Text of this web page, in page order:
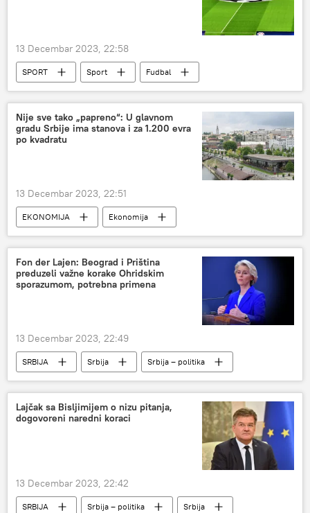
13 Decembar 2023, 22:58
SPORT Sport
Fudbal
Liga šampiona
Liga šampiona u fudbalu 2023
Nije sve tako „papreno“: U glavnom
gradu Srbije ima stanova i za 1.200 evra
po kvadratu
13 Decembar 2023, 22:51
EKONOMIJA
Ekonomija
Srbija – ekonomija
nekretnine
Fon der Lajen: Beograd i Priština
preduzeli važne korake Ohridskim
sporazumom, potrebna primena
13 Decembar 2023, 22:49
SRBIJA Srbija
Srbija – politika
Kosovo i Metohija (KiM)
Ohridski sporazum
Priština
Ursula fon der Lajen
Šarl Mišel
Lajčak sa Bisljimijem o nizu pitanja,
dogovoreni naredni koraci
13 Decembar 2023, 22:42
SRBIJA Srbija – politika
Srbija